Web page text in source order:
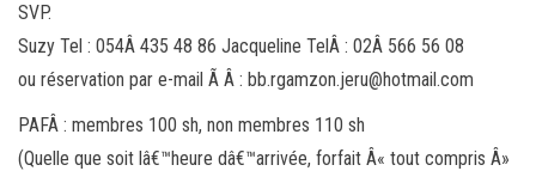
SVP.
Suzy Tel : 054Â 435 48 86 Jacqueline TelÂ : 02Â 566 56 08
ou réservation par e-mail Ã Â : bb.rgamzon.jeru@hotmail.com
PAFÂ : membres 100 sh, non membres 110 sh
(Quelle que soit lâ€™heure dâ€™arrivée, forfait Â« tout compris Â»